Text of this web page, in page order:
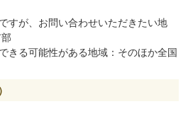
すが、お問い合わせいただきたい地
きる可能性がある地域：そのほか全国